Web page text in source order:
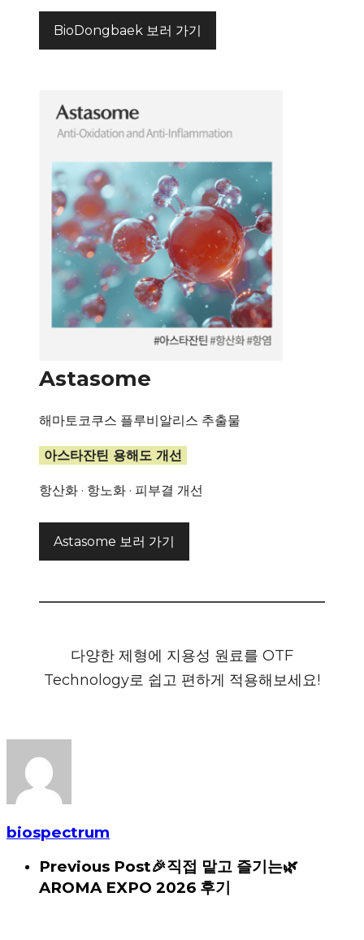
BioDongbaek 보러 가기
Astasome
해마토코쿠스 플루비알리스 추출물
아스타잔틴 용해도 개선
항산화 · 항노화 · 피부결 개선
Astasome 보러 가기
다양한 제형에 지용성 원료를 OTF
Technology로 쉽고 편하게 적용해보세요!
biospectrum
Previous Post🎉직접 맡고 즐기는🌿
AROMA EXPO 2026 후기